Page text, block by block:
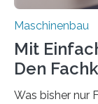
Maschinenbau
Mit
Den
Was bisher nur